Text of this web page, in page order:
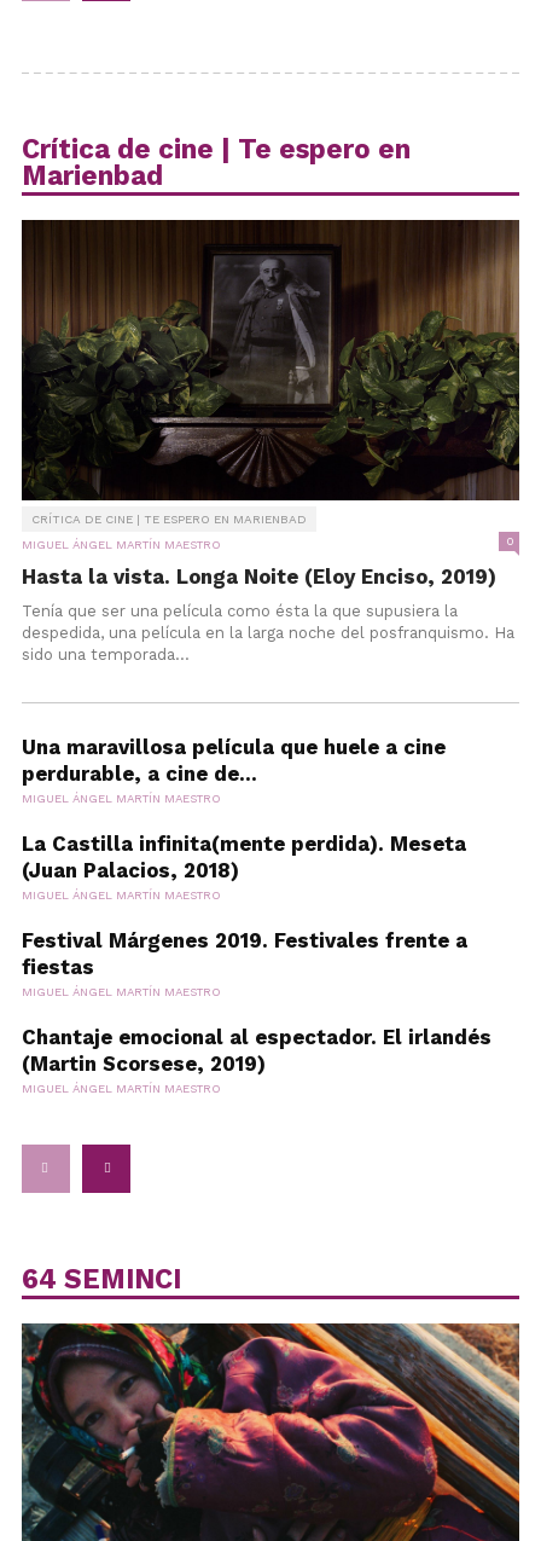
Crítica de cine | Te espero en
Marienbad
CRÍTICA DE CINE | TE ESPERO EN MARIENBAD
MIGUEL ÁNGEL MARTÍN MAESTRO
0
Hasta la vista. Longa Noite (Eloy Enciso, 2019)
Tenía que ser una película como ésta la que supusiera la
despedida, una película en la larga noche del posfranquismo. Ha
sido una temporada...
Una maravillosa película que huele a cine
perdurable, a cine de...
MIGUEL ÁNGEL MARTÍN MAESTRO
La Castilla infinita(mente perdida). Meseta
(Juan Palacios, 2018)
MIGUEL ÁNGEL MARTÍN MAESTRO
Festival Márgenes 2019. Festivales frente a
fiestas
MIGUEL ÁNGEL MARTÍN MAESTRO
Chantaje emocional al espectador. El irlandés
(Martin Scorsese, 2019)
MIGUEL ÁNGEL MARTÍN MAESTRO
64 SEMINCI